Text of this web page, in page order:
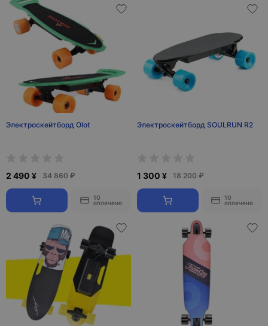
Электроскейтборд Olot
2 490 ¥ 34 860 ₽
10
оплачено
Электроскейтборд SOULRUN R2
1 300 ¥ 18 200 ₽
10
оплачено